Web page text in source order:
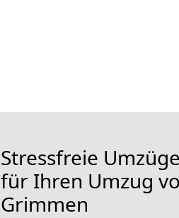
Stressfreie
für Ihren Umzug
Grimmen